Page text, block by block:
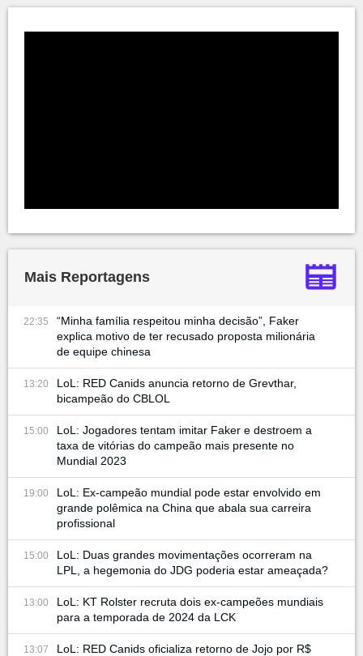
Mais Reportagens
22:35
“Minha família respeitou minha decisão”, Faker
explica motivo de ter recusado proposta milionária
de equipe chinesa
13:20
LoL: RED Canids anuncia retorno de Grevthar,
bicampeão do CBLOL
15:00
LoL: Jogadores tentam imitar Faker e destroem a
taxa de vitórias do campeão mais presente no
Mundial 2023
19:00
LoL: Ex-campeão mundial pode estar envolvido em
grande polêmica na China que abala sua carreira
profissional
15:00
LoL: Duas grandes movimentações ocorreram na
LPL, a hegemonia do JDG poderia estar ameaçada?
13:00
LoL: KT Rolster recruta dois ex-campeões mundiais
para a temporada de 2024 da LCK
13:07
LoL: RED Canids oficializa retorno de Jojo por R$